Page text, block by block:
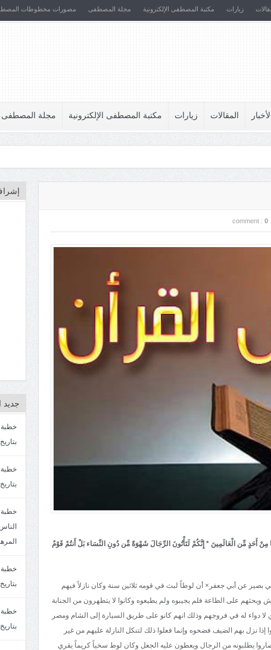
زيارات مكتبة المصطفى الإلكترونية مجلة المصطفى مصورات مخطوطات
المقالات زيارات مكتبة المصطفى الإلكترونية مجلة المصطفى
comment : 0
مِنْ أَحَدٍ مِّن الْعَالَمِينَ * إِنَّكُمْ لَتَأْتُونَ الرِّجَالَ شَهْوَةً مِّن دُونِ النِّسَاء بَلْ أَنتُمْ قَوْمٌ
بصير عن أبي جعفر× أن لوطاً لبث في قومه ثلاثين سنة وكان نازلاً فيهم
ويحثهم على الطاعة فلم يجيبوه ولم يطيعوه وكانوا لا يتطهرون من الجنابة
لا دواء له في فروجهم وذلك انهم كانو على طريق السيارة إلى الشام ومصر
نزل بهم الضيف فضحوه وإنما فعلوا ذلك لتنكل النازلة عليهم من غير
يطلبونه من الرجال ويعطون عليه الجعل وكان لوط سخياً كريماً يقري
جديد
بتاريخ4/3/1447. سماحة الشيخ مصطفى المرهون
بتاريخ 27 2/1447. سماحة الشيخ مصطفى المرهون
بتاريخ6/2/1447.سماحة الشيخ مصطفى المرهون
بتاريخ29/1/1446.سماحة الشيخ مصطفى المرهون